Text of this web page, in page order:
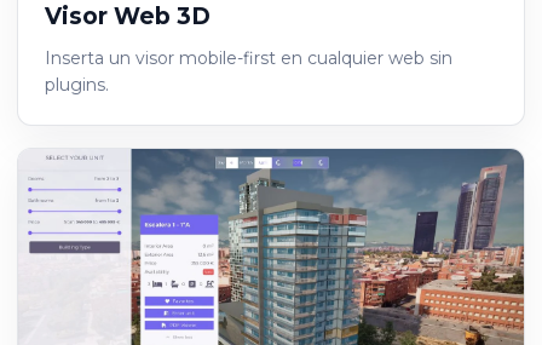
Visor Web 3D
Inserta un visor mobile-first en cualquier web sin
plugins.